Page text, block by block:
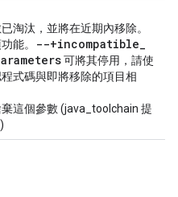
淘汰，並將在近期內移除。
能。
--+incompatible_
可將其停用 ，請使
式碼與即將移除的項目相
這個參數 (java_toolchain 提